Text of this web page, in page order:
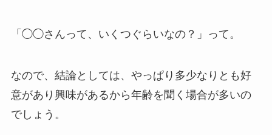
「◯◯さんって、いくつぐらいなの？」って。
なので、結論としては、やっぱり多少なりとも好
意があり興味があるから年齢を聞く場合が多いの
でしょう。